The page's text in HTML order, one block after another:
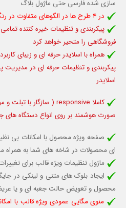
سازی شده فارسی حتی ماژول بلاگ
در 4 طرح ها در الگوهای متفاوت در رنگ های متنوع
پیکربندی و تنظیمات خیره کننده
فروشگاهی را متحیر خواهد کرد
همراه با اسلایدر حرفه ای و زیبای
پیکربندی و تنظیمات حرفه ای در مدیریت
اسلایدر
کاملا responsive ( سازگار با تبلت و
صورت هوشمند بر روی انواع دستگاه های
صفحه ویژه محصول با امکانات بی
ای محصولات در شاخه های شما به همراه
ماژول تنظیمات ویژه قالب برای
ایجاد بلوک های متنی و لینکی در
محصول و تعویض حالت جعبه ای و یا
منوی مگایی عمودی ویژه قالب با